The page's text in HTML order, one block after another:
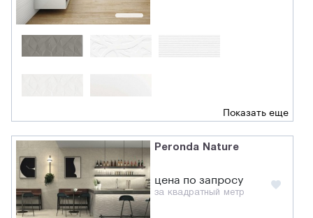
Показать еще
Peronda Nature
цена по запросу
за квадратный метр